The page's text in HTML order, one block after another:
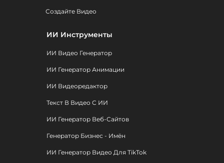
Создайте Видео
ИИ Инструменты
ИИ Видео Генератор
ИИ Генератор Анимации
ИИ Видеоредактор
Текст В Видео С ИИ
ИИ Генератор Веб-Сайтов
Генератор Бизнес - Имён
ИИ Генератор Видео Для TikTok